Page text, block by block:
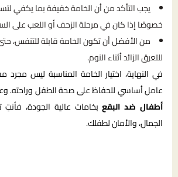
يجب التأكد من أن الخامة خفيفة بما يكفي
خصوصًا إذا كان في مرحلة الزحف أو اللعب على
من الأفضل أن تكون الخامة قابلة للتنفس،
للتعرق الزائد أثناء النوم.
في النهاية، اختيار الخامة المناسبة ليس
عامل أساسي للحفاظ على صحة الطفل وراحته.
أطفال ضد البقعبخامات عالية الجودة، فأنتِ
الجمال، والأمان لطفلك.